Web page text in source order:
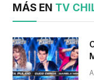
MÁS EN TV